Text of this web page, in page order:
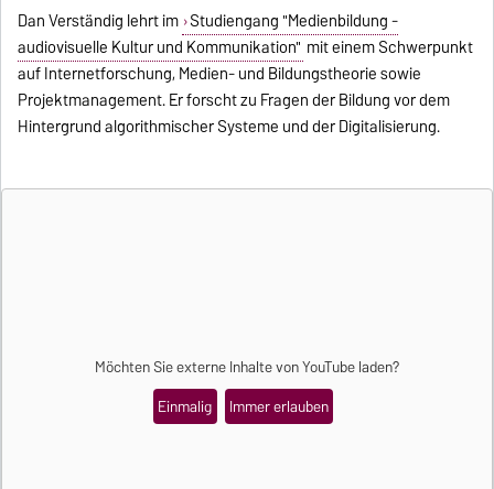
Dan Verständig lehrt im Studiengang "Medienbildung -
audiovisuelle Kultur und Kommunikation" mit einem Schwerpunkt
auf Internetforschung, Medien- und Bildungstheorie sowie
Projektmanagement. Er forscht zu Fragen der Bildung vor dem
Hintergrund algorithmischer Systeme und der Digitalisierung.
Möchten Sie externe Inhalte vonYouTubeladen?
Einmalig
Immer erlauben